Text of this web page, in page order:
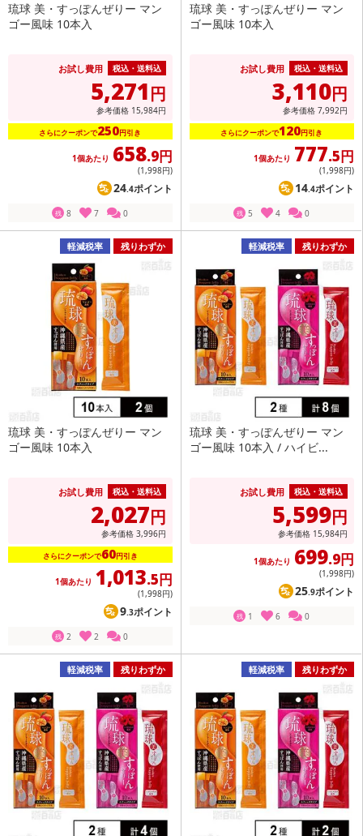
琉球 美・すっぽんぜりー マン
ゴー風味 10本入
お試し費用 税込・送料込
5,271円
参考価格 15,984円
さらにクーポンで250円引き
1個あたり 658.9円
(1,998円)
24.4ポイント
残 8 7 0
琉球 美・すっぽんぜりー マン
ゴー風味 10本入
お試し費用 税込・送料込
3,110円
参考価格 7,992円
さらにクーポンで120円引き
1個あたり 777.5円
(1,998円)
14.4ポイント
残 5 4 0
軽減税率 残りわずか
琉球 美・すっぽんぜりー マン
ゴー風味 10本入
お試し費用 税込・送料込
2,027円
参考価格 3,996円
さらにクーポンで60円引き
1個あたり 1,013.5円
(1,998円)
9.3ポイント
残 2 2 0
軽減税率 残りわずか
琉球 美・すっぽんぜりー マン
ゴー風味 10本入 / ハイビ...
お試し費用 税込・送料込
5,599円
参考価格 15,984円
1個あたり 699.9円
(1,998円)
25.9ポイント
残 1 6 0
軽減税率 残りわずか 軽減税率 残りわずか